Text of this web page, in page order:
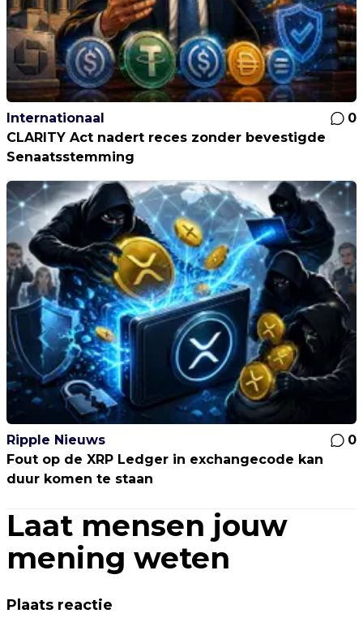
Internationaal
0
CLARITY Act nadert reces zonder bevestigde
Senaatsstemming
Ripple Nieuws
0
Fout op de XRP Ledger in exchangecode kan
duur komen te staan
Laat mensen jouw
mening weten
Plaats reactie